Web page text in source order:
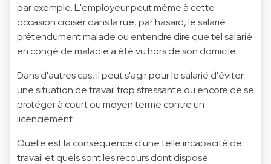
par exemple. L'employeur peut même à cette
occasion croiser dans la rue, par hasard, le salarié
prétendument malade ou entendre dire que tel salarié
en congé de maladie a été vu hors de son domicile.
Dans d'autres cas, il peut s'agir pour le salarié d'éviter
une situation de travail trop stressante ou encore de se
protéger à court ou moyen terme contre un
licenciement.
Quelle est la conséquence d'une telle incapacité de
travail et quels sont les recours dont dispose